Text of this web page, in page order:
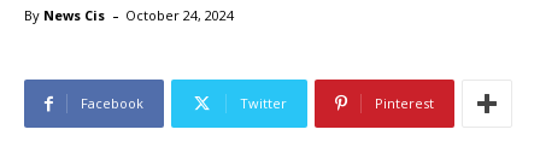
By News Cis - October 24, 2024
Facebook Twitter Pinterest